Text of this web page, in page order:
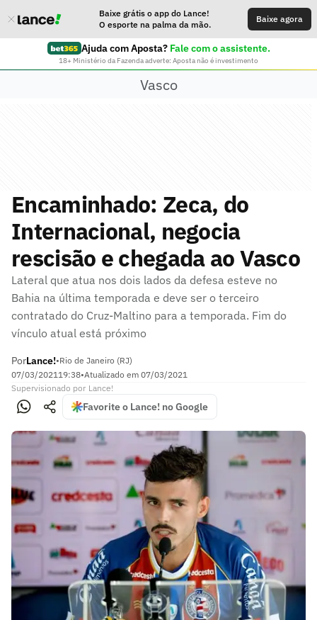
Baixe grátis o app do Lance!
O esporte na palma da mão.
Baixe agora
Ajuda com Aposta? Fale com o assistente.
18+ Ministério da Fazenda adverte: Aposta não é investimento
Vasco
Encaminhado: Zeca, do
Internacional, negocia
rescisão e chegada ao Vasco
Lateral que atua nos dois lados da defesa esteve no
Bahia na última temporada e deve ser o terceiro
contratado do Cruz-Maltino para a temporada. Fim do
vínculo atual está próximo
PorLance!•Rio de Janeiro (RJ)
07/03/202119:38•Atualizado em 07/03/2021
Supervisionado por Lance!
Favorite o Lance! no Google